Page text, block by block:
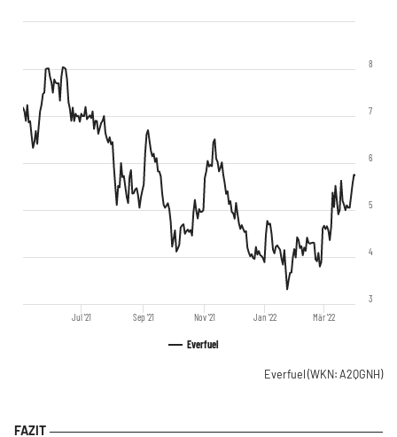
Everfuel
Jul '21 Sep '21 Nov '21 Jan '22 Mär '22
3
4
5
6
7
8
Everfuel (WKN: A2QGNH)